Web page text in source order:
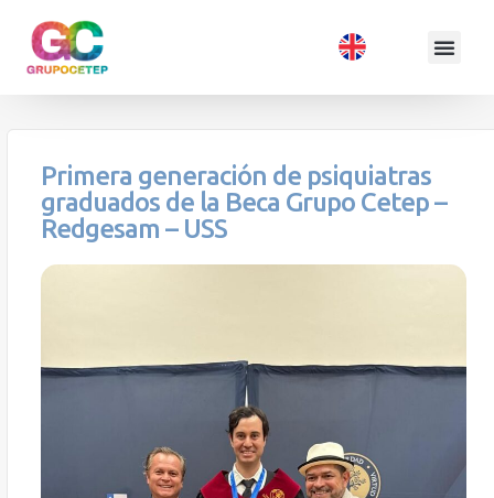
Primera generación de psiquiatras
graduados de la Beca Grupo Cetep –
Redgesam – USS